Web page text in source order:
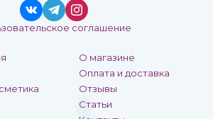
О магазине
Оплата и доставка
Отзывы
Статьи
соглашение